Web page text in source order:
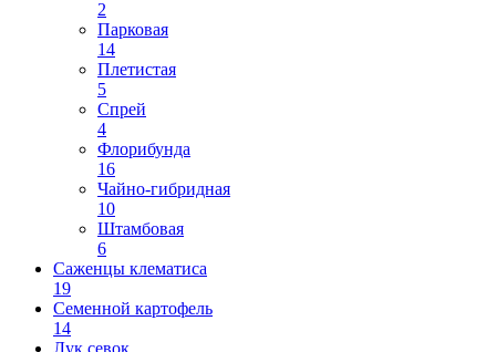
2
Парковая
14
Плетистая
5
Спрей
4
Флорибунда
16
Чайно-гибридная
10
Штамбовая
6
Саженцы клематиса
19
Семенной картофель
14
Лук севок